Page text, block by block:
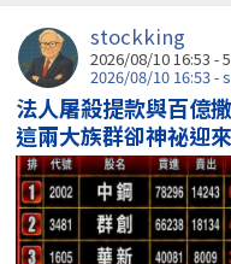
stockking
2026/08/10 16:53 -
2026/08/10 16:53 -
法人屠殺提款與百億
這兩大族群卻神祕迎